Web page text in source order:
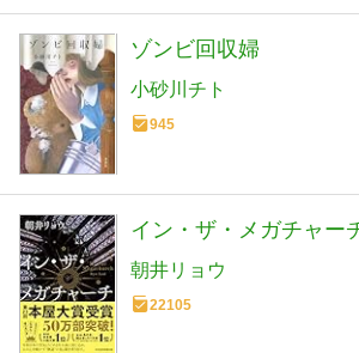
ゾンビ回収婦
小砂川チト
945
イン・ザ・メガチャー
朝井リョウ
22105